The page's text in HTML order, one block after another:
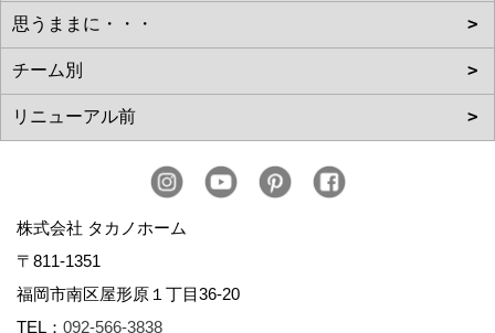
株式会社 タカノホーム
〒811-1351
福岡市南区屋形原１丁目36-20
TEL： 092-566-3838